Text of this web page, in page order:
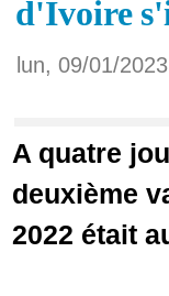
d'Ivoire
lun, 09/01/
A quatre
deuxième
2022 était